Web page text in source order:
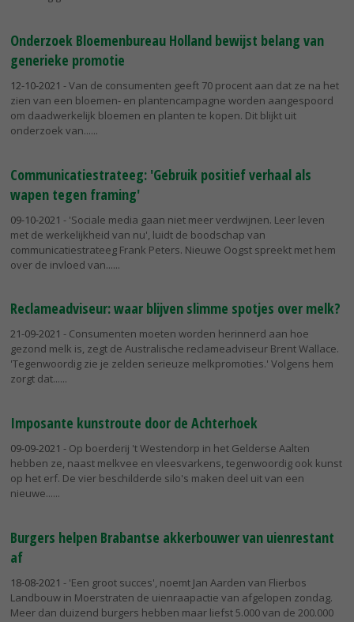
Onderzoek Bloemenbureau Holland bewijst belang van
generieke promotie
12-10-2021 - Van de consumenten geeft 70 procent aan dat ze na het
zien van een bloemen- en plantencampagne worden aangespoord
om daadwerkelijk bloemen en planten te kopen. Dit blijkt uit
onderzoek van...
Communicatiestrateeg: 'Gebruik positief verhaal als
wapen tegen framing'
09-10-2021 - 'Sociale media gaan niet meer verdwijnen. Leer leven
met de werkelijkheid van nu', luidt de boodschap van
communicatiestrateeg Frank Peters. Nieuwe Oogst spreekt met hem
over de invloed van...
Reclameadviseur: waar blijven slimme spotjes over melk?
21-09-2021 - Consumenten moeten worden herinnerd aan hoe
gezond melk is, zegt de Australische reclameadviseur Brent Wallace.
'Tegenwoordig zie je zelden serieuze melkpromoties.' Volgens hem
zorgt dat...
Imposante kunstroute door de Achterhoek
09-09-2021 - Op boerderij 't Westendorp in het Gelderse Aalten
hebben ze, naast melkvee en vleesvarkens, tegenwoordig ook kunst
op het erf. De vier beschilderde silo's maken deel uit van een
nieuwe...
Burgers helpen Brabantse akkerbouwer van uienrestant
af
18-08-2021 - 'Een groot succes', noemt Jan Aarden van Flierbos
Landbouw in Moerstraten de uienraapactie van afgelopen zondag.
Meer dan duizend burgers hebben maar liefst 5.000 van de 200.000